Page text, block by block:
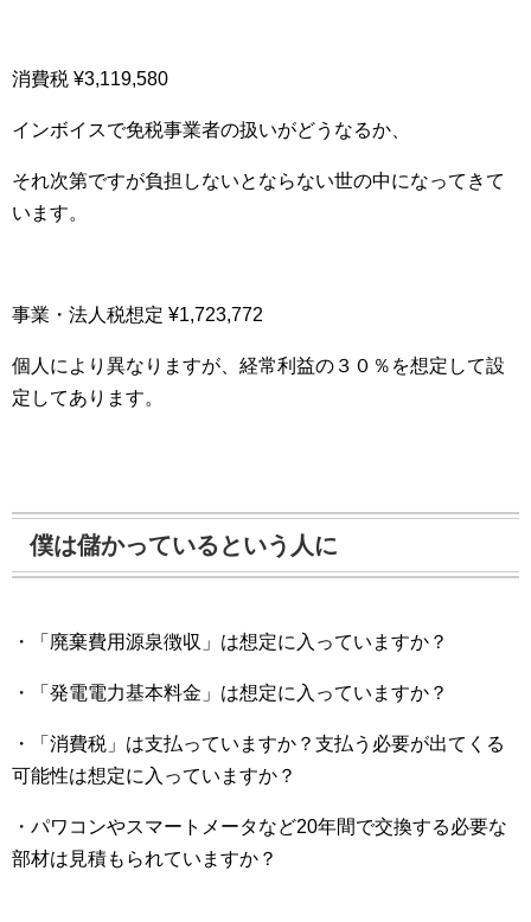
消費税 ¥3,119,580
インボイスで免税事業者の扱いがどうなるか、
それ次第ですが負担しないとならない世の中になってきて
います。
事業・法人税想定 ¥1,723,772
個人により異なりますが、経常利益の３０％を想定して設
定してあります。
僕は儲かっているという人に
・「廃棄費用源泉徴収」は想定に入っていますか？
・「発電電力基本料金」は想定に入っていますか？
・「消費税」は支払っていますか？支払う必要が出てくる
可能性は想定に入っていますか？
・パワコンやスマートメータなど20年間で交換する必要な
部材は見積もられていますか？